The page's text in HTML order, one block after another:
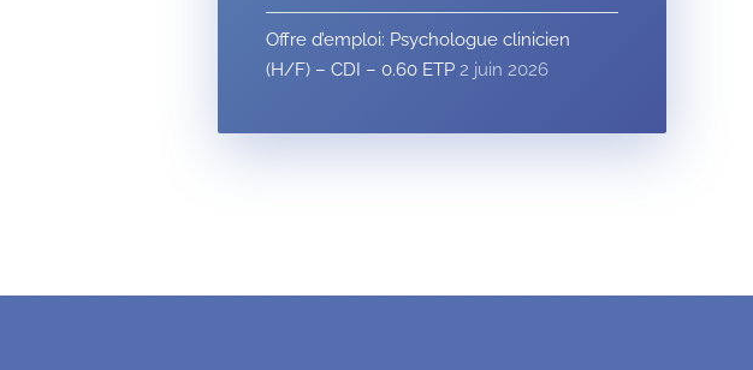
Offre d’emploi: Psychologue clinicien
(H/F) – CDI – 0.60 ETP 2 juin 2026